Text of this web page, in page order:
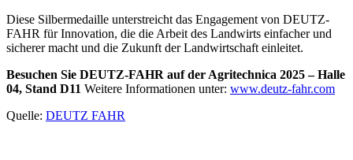
Diese Silbermedaille unterstreicht das Engagement von DEUTZ-
FAHR für Innovation, die die Arbeit des Landwirts einfacher und
sicherer macht und die Zukunft der Landwirtschaft einleitet.
Besuchen Sie DEUTZ-FAHR auf der Agritechnica 2025 – Halle
04, Stand D11 Weitere Informationen unter: www.deutz-fahr.com
Quelle: DEUTZ FAHR